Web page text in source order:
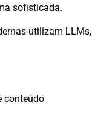
sofisticada.
utilizam LLMs,
conteúdo